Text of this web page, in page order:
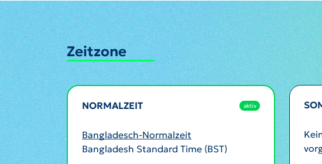
Zeitzone
NORMALZEIT aktiv
Bangladesch-Normalzeit
Bangladesh Standard Time (BST)